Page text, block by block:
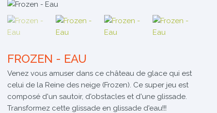
FROZEN - EAU
Venez vous amuser dans ce château de glace qui est
celui de la Reine des neige (Frozen). Ce super jeu est
composé d'un sautoir, d'obstacles et d'une glissade.
Transformez cette glissade en glissade d'eau!!!